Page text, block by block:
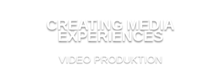
CREATING MEDIA
EXPERIENCES
VIDEO PRODUKTION